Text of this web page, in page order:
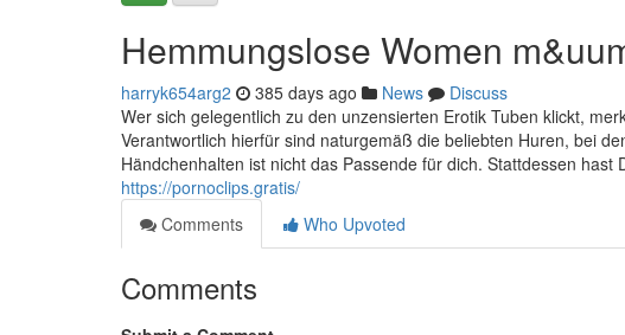
Hemmungslose Women
harryk654arg2 385 days ago News
Discuss
Wer sich gelegentlich zu den unzensierten Erotik Tuben klickt,
Verantwortlich hierfür sind naturgemäß die beliebten Huren, bei
Händchenhalten ist nicht das Passende für dich. Stattdessen
https://pornoclips.gratis/
Comments
Who Upvoted
Comments